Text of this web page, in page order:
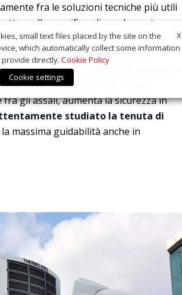
fra le soluzioni tecniche più utili
nello specifico, di un elemento
gli urtida tamponamento
è quella di garantire una
di riuscire a sostituire il pezzo in
che, insieme alle misure
gli assali, aumenta la sicurezza in
studiato la tenuta di
massima guidabilità anche in
X
small text files placed by the site on the
which automatically collect some information
directly. Cookie Policy
Cookie settings